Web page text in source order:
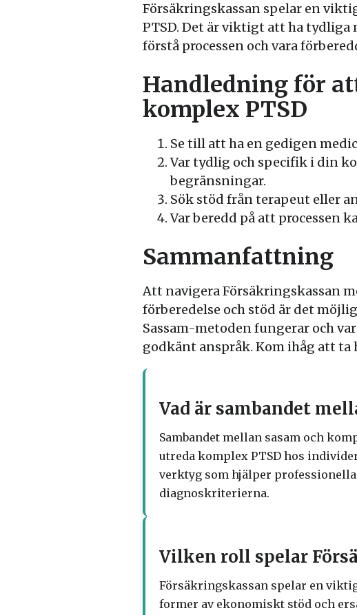
Försäkringskassan spelar en
PTSD. Det är viktigt att ha
förstå processen och vara
Handledning för
komplex PTSD
Se till att ha en gedigen
Var tydlig och specifik i din
begränsningar.
Sök stöd från terapeut eller
Var beredd på att processen
Sammanfattning
Att navigera Försäkringskassan
förberedelse och stöd är det
Sassam-metoden fungerar och
godkänt anspråk. Kom ihåg att ta
Vad är sambandet
Sambandet mellan sasam och
utreda komplex PTSD hos
verktyg som hjälper
diagnoskriterierna.
Vilken roll spelar
Försäkringskassan spelar en
former av ekonomiskt stöd och